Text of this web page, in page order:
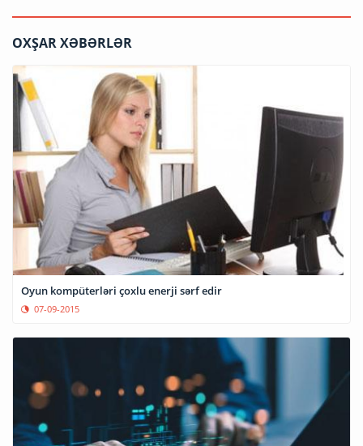
OXŞAR XƏBƏRLƏR
Oyun kompüterləri çoxlu enerji sərf edir
07-09-2015